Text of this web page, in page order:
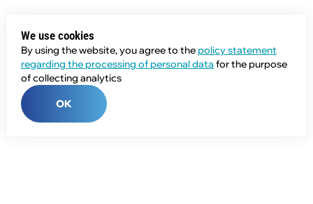
We use cookies
By using the website, you agree to the policy statement
regarding the processing of personal data for the purpose
of collecting analytics
OK